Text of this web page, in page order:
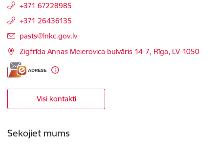
+371 67228985
+371 26436135
E-pasts:
pasts@lnkc.gov.lv
Zigfrīda Annas Meierovica bulvāris 14-7, Rīga, LV-1050
Visi kontakti
Sekojiet mums